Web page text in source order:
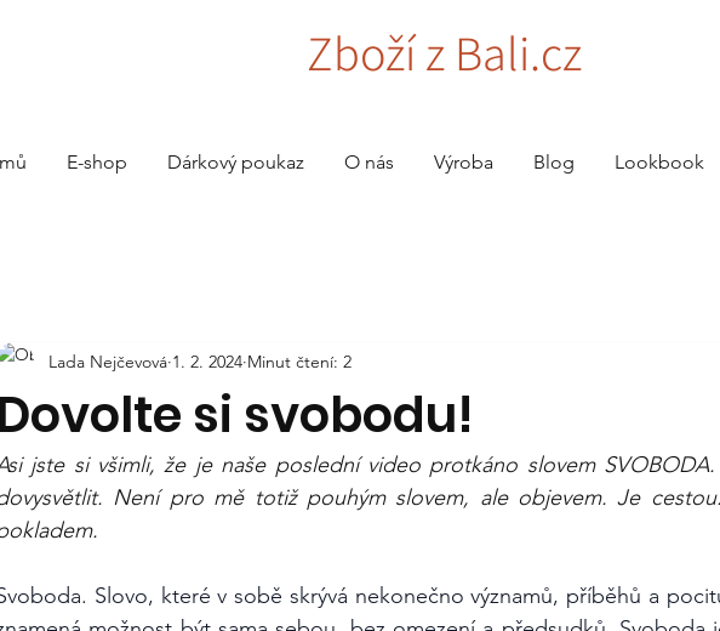
Zboží z Bali.cz
E-shop Dárkový poukaz O nás Výroba Blog Lookbook
Dovolte si svobodu!
Lada Nejčevová 1. 2. 2024 Minut čtení: 2
jste si všimli, že je naše poslední video protkáno slovem
Není pro mě totiž pouhým slovem, ale objevem. Je
Slovo, které v sobě skrývá nekonečno významů, příběhů a